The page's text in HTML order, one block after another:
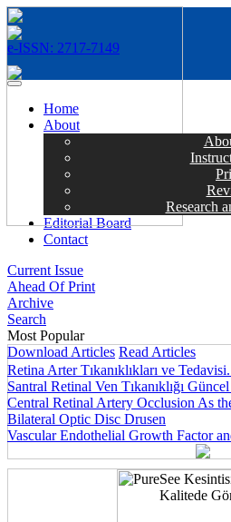
e-ISSN: 2717-7149
MENÜ
Home
About
Research
Editorial Board
Contact
Current Issue
Ahead Of Print
Archive
Search
Most Popular
Download Articles Read Articles
Retina Arter Tıkanıklıkları ve
Santral Retinal Ven Tıkanıklığı
Bilateral Optic Disc Drusen
Vascular Endothelial Growth Factor